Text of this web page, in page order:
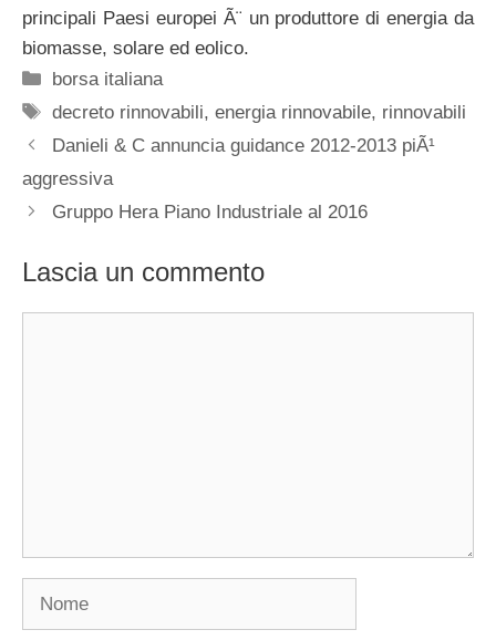
principali Paesi europei Ã¨ un produttore di energia da
biomasse, solare ed eolico.
Categorie
borsa italiana
Tag
decreto rinnovabili,energia rinnovabile, rinnovabili
Danieli & C annuncia guidance 2012-2013 piÃ¹
aggressiva
Gruppo Hera Piano Industriale al 2016
Lascia un commento
Nome